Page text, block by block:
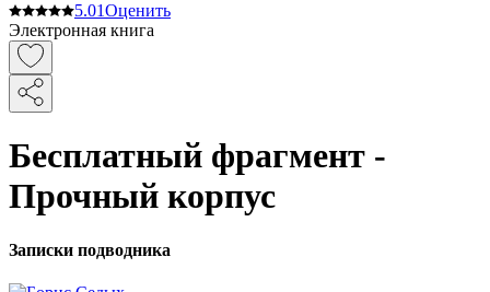
5.01Оценить
Электронная книга
Бесплатный фрагмент -
Прочный корпус
Записки подводника